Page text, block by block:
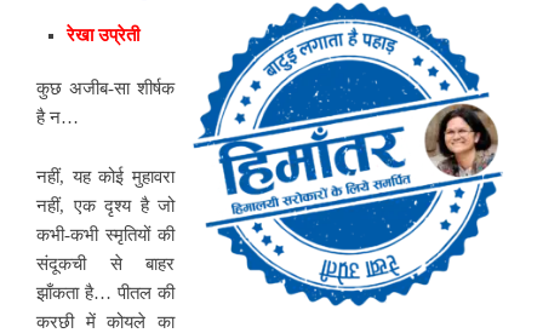
रेखा उप्रेती
कुछ अजीब-सा शीर्षक
है न…
नहीं, यह कोई मुहावरा
नहीं, एक दृश्य है जो
कभी-कभी स्मृतियों की
संदूकची से बाहर
झाँकता है… पीतल की
करछी में कोयले का